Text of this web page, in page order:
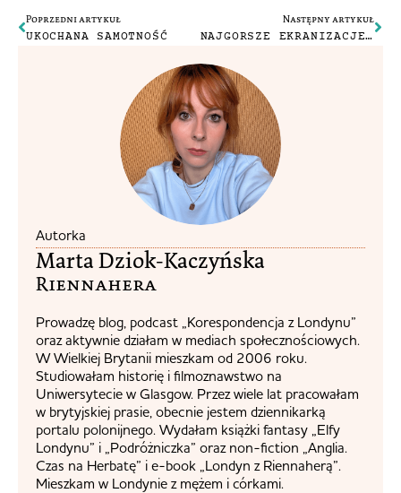
Poprzedni artykuł
UKOCHANA SAMOTNOŚĆ
Następny artykuł
NAJGORSZE EKRANIZACJE KSIĄŻEK – MOJA LISTA
Autorka
Marta Dziok-Kaczyńska
Riennahera​
Prowadzę blog, podcast „Korespondencja z Londynu”
oraz aktywnie działam w mediach społecznościowych.
W Wielkiej Brytanii mieszkam od 2006 roku.
Studiowałam historię i filmoznawstwo na
Uniwersytecie w Glasgow. Przez wiele lat pracowałam
w brytyjskiej prasie, obecnie jestem dziennikarką
portalu polonijnego. Wydałam książki fantasy „Elfy
Londynu” i „Podróżniczka” oraz non-fiction „Anglia.
Czas na Herbatę” i e-book „Londyn z Riennaherą”.
Mieszkam w Londynie z mężem i córkami.